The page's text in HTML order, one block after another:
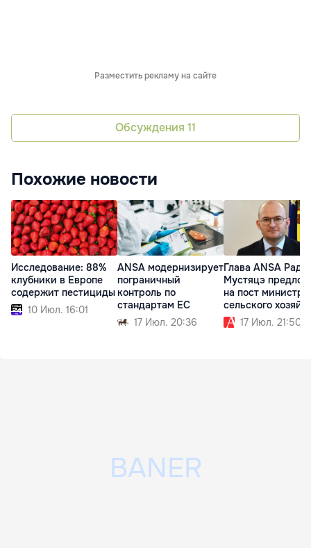
Разместить рекламу на сайте
Обсуждения 11
Похожие новости
Исследование: 88%
клубники в Европе
содержит пестициды
10 Июл. 16:01
ANSA модернизирует
пограничный
контроль по
стандартам ЕС
17 Июл. 20:36
Глава ANSA Раду
Мустяцэ
на пост министра
сельского
17 Июл. 21:50